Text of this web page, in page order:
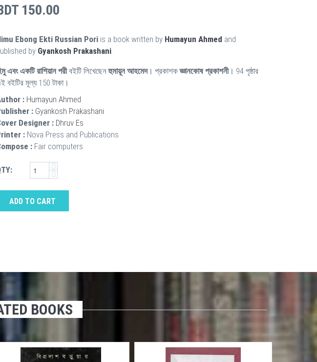
150.00
Ebong Ekti Russian Pori is a book written by Humayun Ahmed and
by Gyankosh Prakashani.
এবং একটি রাশিয়ান পরীবইটি লিখেছেনহুমায়ূন আহমেদ। প্রকাশকজ্ঞানকোষ প্রকাশনী। 94 পৃষ্ঠার
বইটির মূল্য 150 টাকা।
: Humayun Ahmed
: Gyankosh Prakashani
Designer : Dhruv Es
: Nova Press and Publications
: Fair computers
ADD TO CART
BOOKS